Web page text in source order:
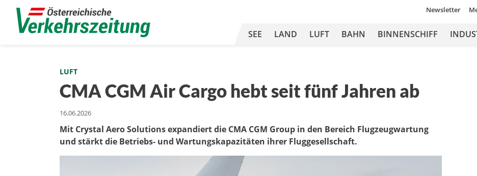
Newsletter
SEE LAND LUFT BAHN BINNENSCHIFF
LUFT
CMA CGM Air Cargo hebt seit fünf Jahren ab
16.06.2026
Mit Crystal Aero Solutions expandiert die CMA CGM Group in den Bereich Flugzeugwartung
und stärkt die Betriebs- und Wartungskapazitäten ihrer Fluggesellschaft.